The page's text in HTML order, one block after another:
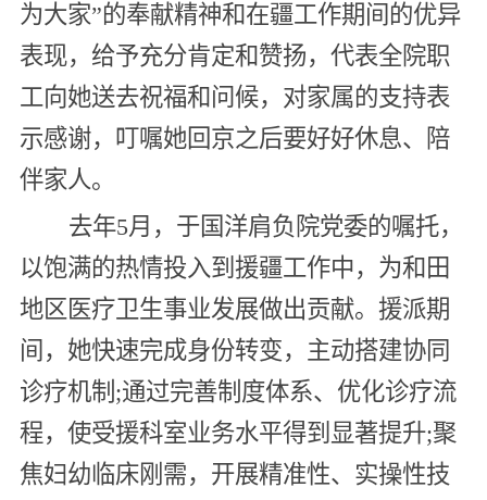
为大家”的奉献精神和在疆工作期间的优异
表现，给予充分肯定和赞扬，代表全院职
工向她送去祝福和问候，对家属的支持表
示感谢，叮嘱她回京之后要好好休息、陪
伴家人。
去年5月，于国洋肩负院党委的嘱托，
以饱满的热情投入到援疆工作中，为和田
地区医疗卫生事业发展做出贡献。援派期
间，她快速完成身份转变，主动搭建协同
诊疗机制;通过完善制度体系、优化诊疗流
程，使受援科室业务水平得到显著提升;聚
焦妇幼临床刚需，开展精准性、实操性技